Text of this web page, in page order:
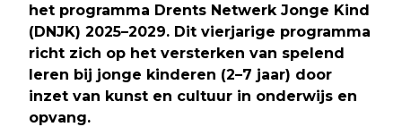
het programma Drents Netwerk Jonge Kind
(DNJK) 2025–2029. Dit vierjarige programma
richt zich op het versterken van spelend
leren bij jonge kinderen (2–7 jaar) door
inzet van kunst en cultuur in onderwijs en
opvang.